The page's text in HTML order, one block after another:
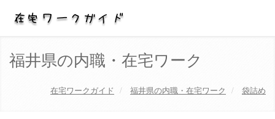
福井県の内職・在宅ワーク
在宅ワークガイド 福井県の内職・在宅ワーク 袋詰め